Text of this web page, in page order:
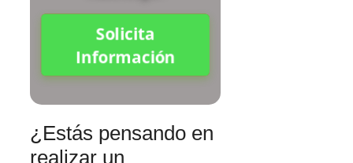
Solicita
Información
¿Estás pensando en
realizar un